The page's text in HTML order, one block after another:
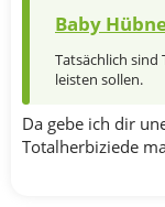
Baby
Tatsächlich sind
leisten sollen.
Da gebe ich dir
Totalherbiziede